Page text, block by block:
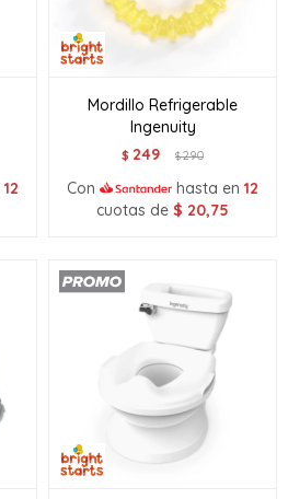
12
Mordillo Refrigerable
Ingenuity
$ 249 $290
Con hasta en 12
cuotas de $ 20,75